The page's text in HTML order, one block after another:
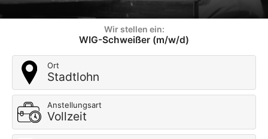
Wir stellen ein:
WIG-Schweißer (m/w/d)
Ort
Stadtlohn
Anstellungsart
Vollzeit